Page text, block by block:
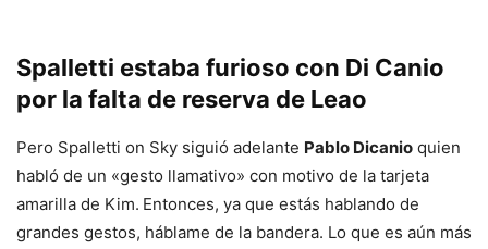
Spalletti estaba furioso con Di Canio
por la falta de reserva de Leao
Pero Spalletti on Sky siguió adelante Pablo Dicanio quien
habló de un «gesto llamativo» con motivo de la tarjeta
amarilla de Kim. Entonces, ya que estás hablando de
grandes gestos, háblame de la bandera. Lo que es aún más